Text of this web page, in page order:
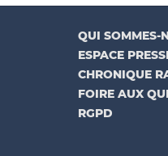
QUI SOMMES-
ESPACE
CHRONIQUE
FOIRE AUX
RGPD